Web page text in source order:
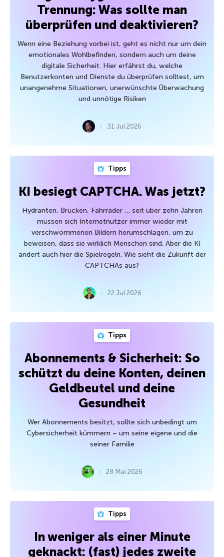
Trennung: Was sollte man
überprüfen und deaktivieren?
Wenn eine Beziehung vorbei ist, geht es nicht nur um dein
emotionales Wohlbefinden, sondern auch um deine
digitale Sicherheit. Hier erfährst du, welche
Benutzerkonten und Dienste du überprüfen solltest, um
unangenehme Situationen, unerwünschte Überwachung
und unnötige Risiken
31 Jul 2026
Tipps
KI besiegt CAPTCHA. Was jetzt?
Hydranten, Brücken, Fahrräder … seit über zehn Jahren
müssen sich Internetnutzer immer wieder mit
verschwommenen Bildern herumschlagen, um zu
beweisen, dass sie wirklich Menschen sind. Aber die KI
ändert auch hier die Spielregeln. Wie sieht die Zukunft der
CAPTCHAs aus?
22 Jul 2026
Tipps
Abonnements & Sicherheit: So
schützt du deine Konten, deinen
Geldbeutel und deine
Gesundheit
Wer Abonnements besitzt, sollte sich unbedingt um
Cybersicherheit kümmern – um seine eigene und die
seiner Familie
28 Mai 2026
Tipps
In weniger als einer Minute
geknackt: (fast) jedes zweite